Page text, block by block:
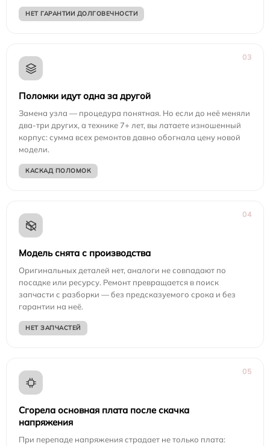
НЕТ ГАРАНТИИ ДОЛГОВЕЧНОСТИ
03
Поломки идут одна за другой
Замена узла — процедура понятная. Но если до неё меняли
два-три других, а технике 7+ лет, вы латаете изношенный
корпус: сумма всех ремонтов давно обогнала цену новой
модели.
КАСКАД ПОЛОМОК
04
Модель снята с производства
Оригинальных деталей нет, аналоги не совпадают по
посадке или ресурсу. Ремонт превращается в поиск
запчасти с разборки — без предсказуемого срока и без
гарантии на неё.
НЕТ ЗАПЧАСТЕЙ
05
Сгорела основная плата после скачка
напряжения
При перепаде напряжения страдает не только плата: